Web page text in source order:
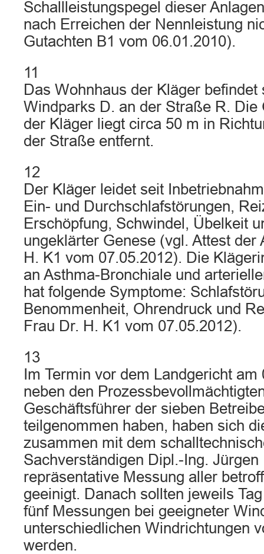
Schallleistungspegel dieser
nach Erreichen der Nennleistung
Gutachten B1 vom 06.01.2010).
11
Das Wohnhaus der Kläger
Windparks D. an der Straße R. Die
der Kläger liegt circa 50 m in
der Straße entfernt.
12
Der Kläger leidet seit
Ein- und Durchschlafstörungen,
Erschöpfung, Schwindel, Übelkeit
ungeklärter Genese (vgl. Attest der
H. K1 vom 07.05.2012). Die
an Asthma-Bronchiale und
hat folgende Symptome:
Benommenheit, Ohrendruck und
Frau Dr. H. K1 vom 07.05.2012).
13
Im Termin vor dem Landgericht
neben den
Geschäftsführer der sieben
teilgenommen haben, haben sich
zusammen mit dem
Sachverständigen Dipl.-Ing. Jürgen
repräsentative Messung aller
geeinigt. Danach sollten jeweils
fünf Messungen bei geeigneter
unterschiedlichen Windrichtungen
werden.